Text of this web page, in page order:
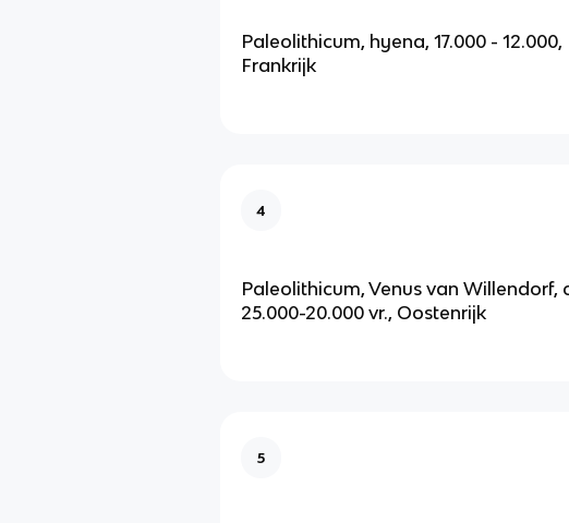
Paleolithicum, hyena, 17.000 - 12.000,
Frankrijk
4
Paleolithicum, Venus van Willendorf,
25.000-20.000 vr., Oostenrijk
5